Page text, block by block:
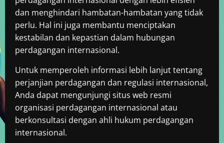
dan menghindari hambatan-hambatan yang tidak
perlu. Hal ini juga membantu menciptakan
kestabilan dan kepastian dalam hubungan
perdagangan internasional.
Untuk memperoleh informasi lebih lanjut tentang
perjanjian perdagangan dan regulasi internasional,
Anda dapat mengunjungi situs web resmi
organisasi perdagangan internasional atau
berkonsultasi dengan ahli hukum perdagangan
internasional.